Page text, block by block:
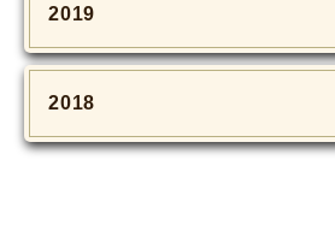
2019
2018